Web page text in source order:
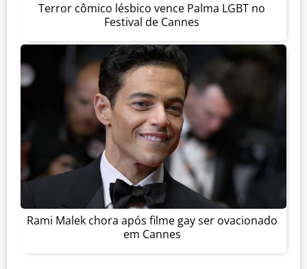
Terror cômico lésbico vence Palma LGBT no
Festival de Cannes
Rami Malek chora após filme gay ser ovacionado
em Cannes